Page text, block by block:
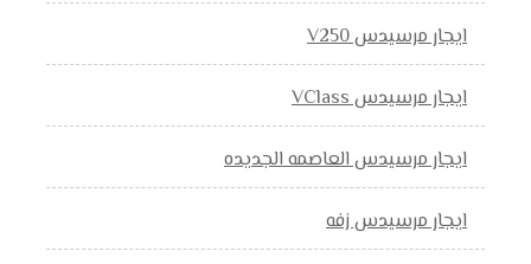
ايجار مرسيدس V250
ايجار مرسيدس VClass
ايجار مرسيدس العاصمه الجديده
ايجار مرسيدس زفه